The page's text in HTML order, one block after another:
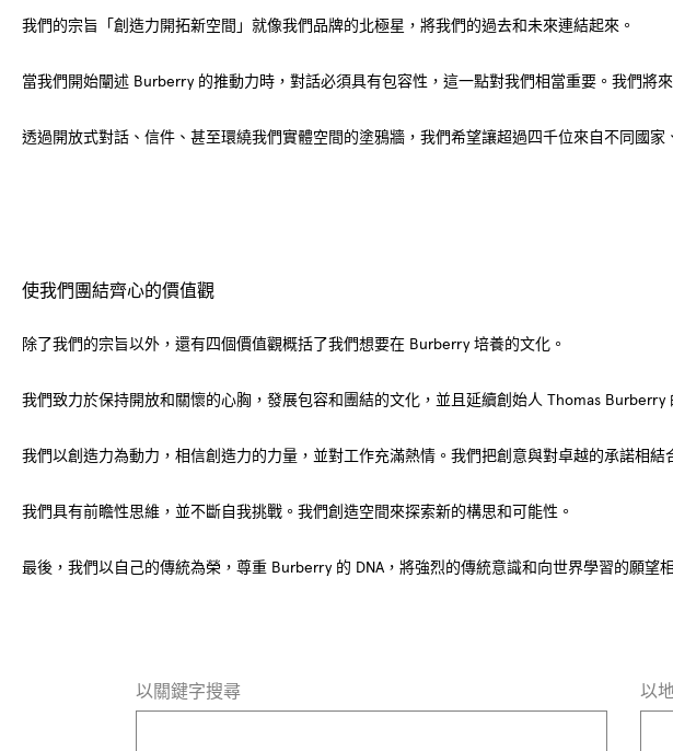
我們的宗旨「創造力開拓新空間」就像我們品牌的北極星，將我們的過去和未來連結起來。​
當我們開始闡述 Burberry 的推動力時，對話必須具有包容性，這一點對我們相當重要。我們
透過開放式對話、信件、甚至環繞我們實體空間的塗鴉牆，我們希望讓超過四千位來自不同國家
使我們團結齊心的價值觀
除了我們的宗旨以外，還有四個價值觀概括了我們想要在 Burberry 培養的文化。​
我們致力於保持開放和關懷的心胸，發展包容和團結的文化，並且延續創始人 Thomas Burberry
我們以創造力為動力，相信創造力的力量，並對工作充滿熱情。我們把創意與對卓越的承諾相結
我們具有前瞻性思維，並不斷自我挑戰。我們創造空間來探索新的構思和可能性。​
最後，我們以自己的傳統為榮，尊重 Burberry 的 DNA，將強烈的傳統意識和向世界學習的願望
以關鍵字搜尋
以